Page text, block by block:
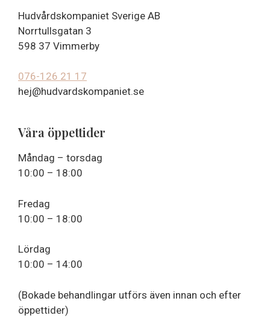
Hudvårdskompaniet Sverige AB
Norrtullsgatan 3
598 37 Vimmerby
076-126 21 17
hej@hudvardskompaniet.se
Våra öppettider
Måndag – torsdag
10:00 – 18:00
Fredag
10:00 – 18:00
Lördag
10:00 – 14:00
(Bokade behandlingar utförs även innan och efter
öppettider)